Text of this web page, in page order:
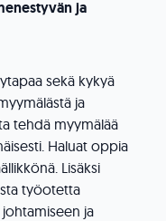
ja
sekä kykyä
ja
tehdä myymälää
Haluat oppia
Lisäksi
työotetta
ja